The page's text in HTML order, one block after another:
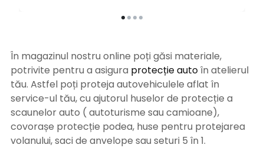
În magazinul nostru online poți găsi materiale,
potrivite pentru a asigura protecție autoîn atelierul
tău. Astfel poți proteja autovehiculele aflat în
service-ul tău, cu ajutorul huselor de protecție a
scaunelor auto ( autoturisme sau camioane),
covorașe protecție podea, huse pentru protejarea
volanului, saci de anvelope sau seturi 5 în 1.